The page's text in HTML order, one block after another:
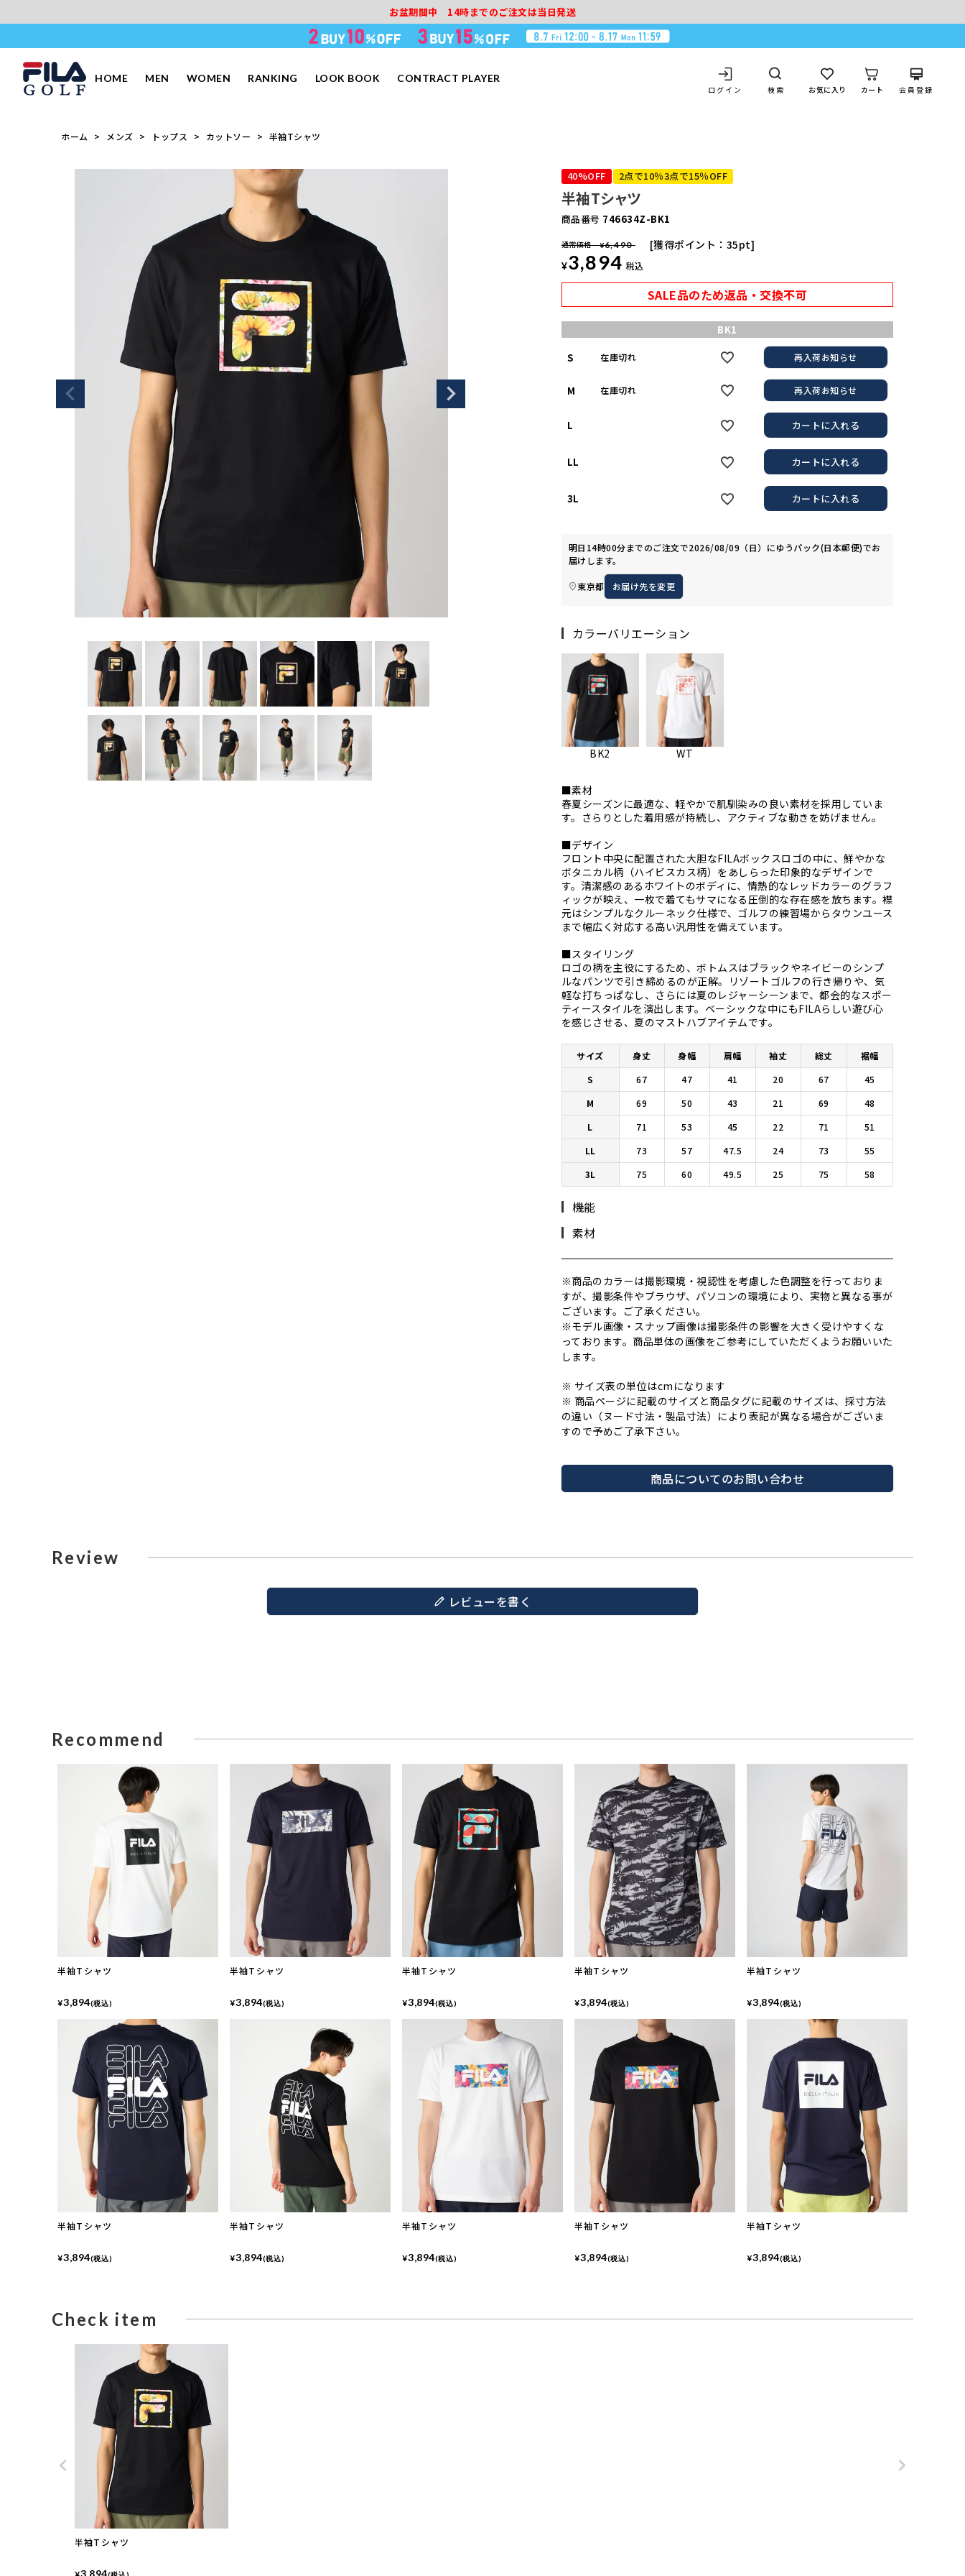
お盆期間中 14時までのご注文は当日発送
HOME MEN WOMEN RANKING LOOK BOOK CONTRACT PLAYER
ログイン 検索 お気に入り カート 会員登録
ホーム メンズ トップス カットソー 半袖Tシャツ
40%OFF 2点で10％3点で15％OFF
半袖Tシャツ
商品番号 746634Z-BK1
通常価格 ¥6,490
¥3,894 税込
獲得ポイント： 35pt
SALE品のため返品・交換不可
BK1
S 在庫切れ 再入荷お知らせ
M 在庫切れ 再入荷お知らせ
L カートに入れる
LL カートに入れる
3L カートに入れる
明日 14時00分までのご注文で2026/08/09（日） にゆうパック(日本郵便)でお
届けします。
東京都 お届け先を変更
カラーバリエーション
BK2 WT
■素材
春夏シーズンに最適な、軽やかで肌馴染みの良い素材を採用していま
す。さらりとした着用感が持続し、アクティブな動きを妨げません。
■デザイン
フロント中央に配置された大胆なFILAボックスロゴの中に、鮮やかな
ボタニカル柄（ハイビスカス柄）をあしらった印象的なデザインで
す。清潔感のあるホワイトのボディに、情熱的なレッドカラーのグラフ
ィックが映え、一枚で着てもサマになる圧倒的な存在感を放ちます。襟
元はシンプルなクルーネック仕様で、ゴルフの練習場からタウンユース
まで幅広く対応する高い汎用性を備えています。
■スタイリング
ロゴの柄を主役にするため、ボトムスはブラックやネイビーのシンプ
ルなパンツで引き締めるのが正解。リゾートゴルフの行き帰りや、気
軽な打ちっぱなし、さらには夏のレジャーシーンまで、都会的なスポー
ティースタイルを演出します。ベーシックな中にもFILAらしい遊び心
を感じさせる、夏のマストハブアイテムです。
サイズ 身丈 身幅 肩幅 袖丈 総丈
裾幅
S
67 47 41 20 67
45
M
69 50 43 21 69
48
L
71 53 45 22 71
51
LL
73 57 47.5 24 73
55
3L
75 60 49.5 25 75 58
機能
素材
※商品のカラーは撮影環境・視認性を考慮した色調整を行っておりま
すが、撮影条件やブラウザ、パソコンの環境により、実物と異なる事が
ございます。ご了承ください。
※モデル画像・スナップ画像は撮影条件の影響を大きく受けやすくな
っております。商品単体の画像をご参考にしていただくようお願いいた
します。
※ サイズ表の単位はcmになります
※ 商品ページに記載のサイズと商品タグに記載のサイズは、採寸方法
の違い（ヌード寸法・製品寸法）により表記が異なる場合がございま
すので予めご了承下さい。
商品についてのお問い合わせ
Review
レビューを書く
Recommend
半袖Tシャツ
¥3,894(税込)
半袖Tシャツ
¥3,894(税込)
半袖Tシャツ
¥3,894(税込)
半袖Tシャツ
¥3,894(税込)
半袖Tシャツ
¥3,894(税込)
半袖Tシャツ
¥3,894(税込)
半袖Tシャツ
¥3,894(税込)
半袖Tシャツ
¥3,894(税込)
半袖Tシャツ
¥3,894(税込)
半袖Tシャツ
¥3,894(税込)
Check item
半袖Tシャツ
3,894